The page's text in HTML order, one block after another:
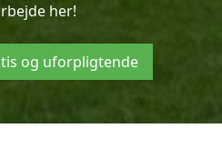
her!
og uforpligtende